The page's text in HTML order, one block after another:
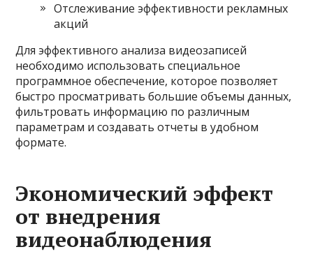
Отслеживание эффективности рекламных
акций
Для эффективного анализа видеозаписей
необходимо использовать специальное
программное обеспечение, которое позволяет
быстро просматривать большие объемы данных,
фильтровать информацию по различным
параметрам и создавать отчеты в удобном
формате.
Экономический эффект
от внедрения
видеонаблюдения